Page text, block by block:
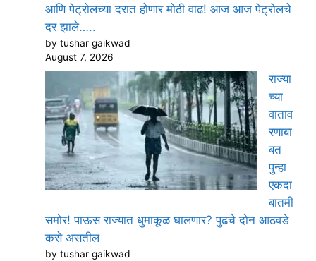
आणि पेट्रोलच्या दरात होणार मोठी वाढ! आज आज पेट्रोलचे
दर झाले…..
by tushar gaikwad
August 7, 2026
राज्या
च्या
वाताव
रणाबा
बत
पुन्हा
एकदा
बातमी
समोर! पाऊस राज्यात धुमाकूळ घालणार? पुढचे दोन आठवडे
कसे असतील
by tushar gaikwad